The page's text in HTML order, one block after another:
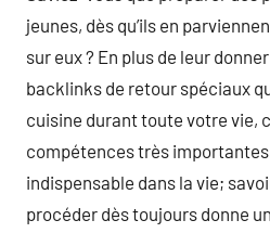
jeunes, dès qu’ils en
sur eux ? En plus de leur
backlinks de retour spéciaux
cuisine durant toute votre vie,
compétences très
indispensable dans la vie;
procéder dès toujours donne